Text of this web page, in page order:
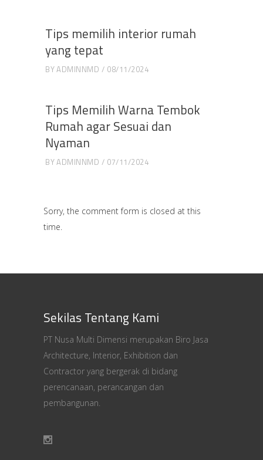
Tips memilih interior rumah
yang tepat
BYADMINNMD 08/11/2024
Tips Memilih Warna Tembok
Rumah agar Sesuai dan
Nyaman
BYADMINNMD 07/11/2024
Sorry, the comment form is closed at this
time.
Sekilas Tentang Kami
PT Nusa Multi Dimensi merupakan Biro Jasa
Architecture, Interior, Exhibition dan
Contractor yang bergerak di bidang
perencanaan, perancangan dan
pembangunan.